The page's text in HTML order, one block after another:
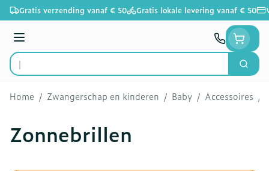
Ga naar de inhoud
Gratis verzending vanaf € 50 Gratis lokale levering vanaf € 50
Menu
Product, merk, categorie...
Zoek
Home / Zwangerschap en kinderen / Baby / Accessoires /
Zonnebrillen